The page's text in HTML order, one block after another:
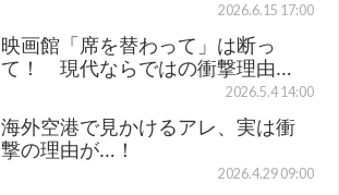
2026.6.15 17:00
映画館「席を替わって」は断っ
て！ 現代ならではの衝撃理由…
2026.5.4 14:00
海外空港で見かけるアレ、実は衝
撃の理由が…！
2026.4.29 09:00